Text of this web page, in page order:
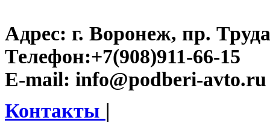
Адрес: г. Воронеж, пр.
Телефон:+7(908)911-66-15
E-mail: info@podberi-avto.ru
Контакты |